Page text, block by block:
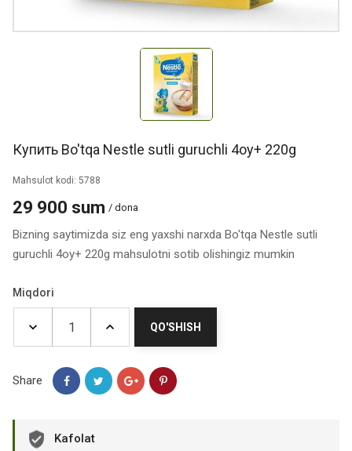
Купить Bo'tqa Nestle sutli guruchli 4oy+ 220g
Mahsulot kodi: 5788
29 900 sum / dona
Bizning saytimizda siz eng yaxshi narxda Bo'tqa Nestle sutli
guruchli 4oy+ 220g mahsulotni sotib olishingiz mumkin
Miqdori
QO'SHISH
Share
Kafolat